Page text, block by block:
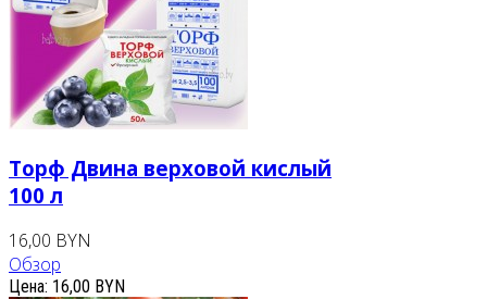
Торф Двина верховой кислый
100 л
16,00 BYN
Обзор
Цена: 16,00 BYN